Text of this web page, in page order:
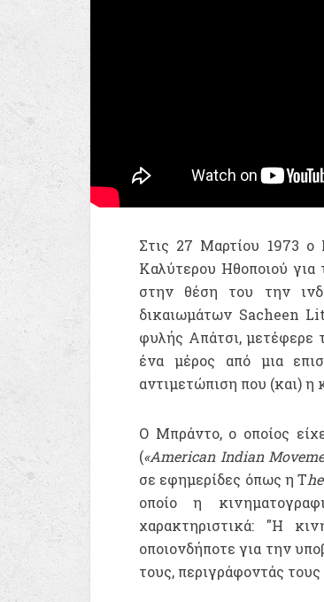
Στις 27 Μαρτίου 1973 ο
Καλύτερου Ηθοποιού για
στην θέση του την
δικαιωμάτων Sacheen
φυλής Απάτσι, μετέφερε
ένα μέρος από μια
αντιμετώπιση που (και) η
Ο Μπράντο, ο οποίος
(«American Indian
σε εφημερίδες όπως η Τ
οποίο η
χαρακτηριστικά: "Η
οποιονδήποτε για την
τους, περιγράφοντάς